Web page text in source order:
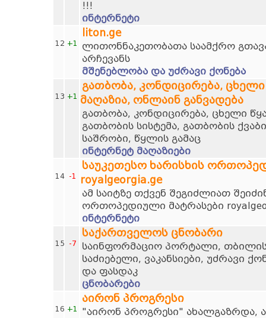
!!!
ინტერნეტი
12 +1
liton.ge
ლითონნაკეთობათა საამქრო
არჩევანს
მშენებლობა და უძრავი ქონება
13 +1
გათბობა, კონდიცირება,
მაღაზია, ონლაინ განვადება
გათბობა, კონდიცირება, ცხელი
გათბობის სისტემა, გათბობის
საშრობი, წყლის გამაც
ინტერნეტ მაღაზიები
14 -1
საუკეთესო ხარისხის
royalgeorgia.ge
ამ საიტზე თქვენ შეგიძლიათ
ორთოპედიული მატრასები
ინტერნეტი
15 -7
საქართველოს ცნობარი
საინფორმაციო პორტალი,
საძიებელი, ვაკანსიები, უძრავი
და ფასდაკ
ცნობარები
16 +1
აირონ პროგრესი
"აირონ პროგრესი" ახალგაზრდა,